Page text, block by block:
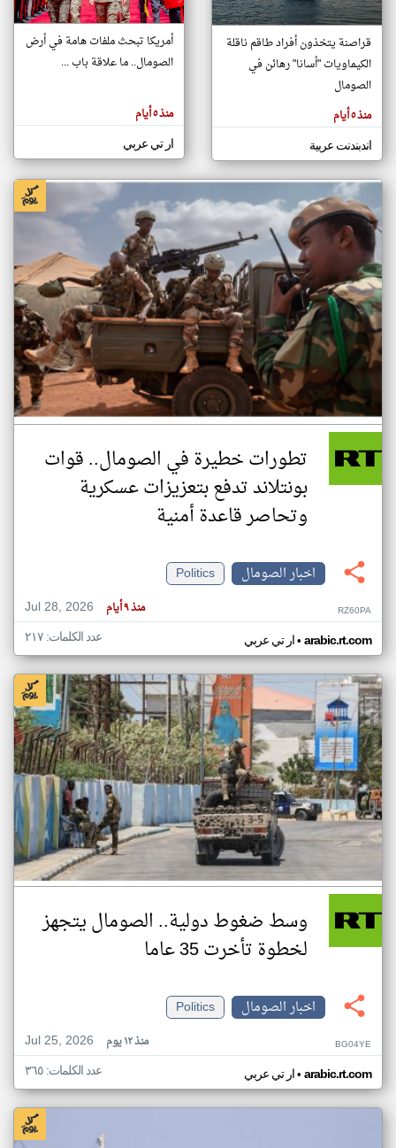
تغيير الدولة
اخبار الصومال على مدار الساعة
أهم اخبار الصومال العاجلة والمباشرة
المقالات
هنا عن
وجهة
كاتبيها.
قراصنة يتخذون أفراد طاقم ناقلة
الكيماويات "أسانا" رهائن في
الصومال
منذ ٥ أيام
اندبندنت عربية
أمريكا تبحث ملفات هامة في أرض
الصومال.. ما علاقة باب ...
منذ ٥ أيام
ار تي عربي
تطورات خطيرة في الصومال.. قوات
بونتلاند تدفع بتعزيزات عسكرية
وتحاصر قاعدة أمنية
اخبار الصومال
Politics
Jul 28, 2026
منذ ٩ أيام RZ60PA
ار تي عربي• arabic.rt.com عدد الكلمات: ٢١٧
وسط ضغوط دولية.. الصومال يتجهز
لخطوة تأخرت 35 عاما
اخبار الصومال
Politics
Jul 25, 2026
منذ ١٢ يوم BG04YE
ار تي عربي• arabic.rt.com عدد الكلمات: ٣٦٥
klyoum.com